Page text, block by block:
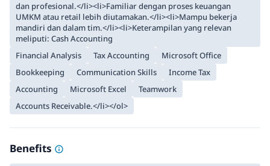
dan profesional.</li><li>Familiar dengan proses keuangan
UMKM atau retail lebih diutamakan.</li><li>Mampu bekerja
mandiri dan dalam tim.</li><li>Keterampilan yang relevan
meliputi: Cash Accounting
Financial Analysis
Tax Accounting
Microsoft Office
Bookkeeping
Communication Skills
Income Tax
Accounting
Microsoft Excel
Teamwork
Accounts Receivable.</li></ol>
Benefits